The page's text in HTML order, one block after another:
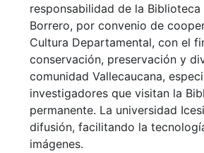
responsabilidad de la
Borrero, por convenio de
Cultura Departamental, con el
conservación, preservación y
comunidad Vallecaucana,
investigadores que visitan la
permanente. La universidad
difusión, facilitando la
imágenes.